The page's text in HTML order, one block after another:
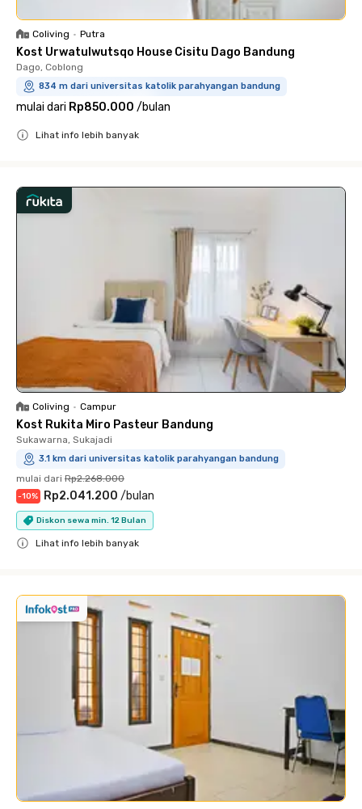
Coliving • Putra
Kost Urwatulwutsqo House Cisitu Dago Bandung
Dago, Coblong
834 m dari universitas katolik parahyangan bandung
mulai dari Rp850.000 /bulan
Lihat info lebih banyak
Coliving • Campur
Kost Rukita Miro Pasteur Bandung
Sukawarna, Sukajadi
3.1 km dari universitas katolik parahyangan bandung
mulai dari Rp2.268.000
-10% Rp2.041.200 /bulan
Diskon sewa min. 12 Bulan
Lihat info lebih banyak